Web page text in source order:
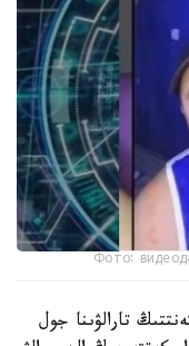
Фото:
تارالۋىنا جول